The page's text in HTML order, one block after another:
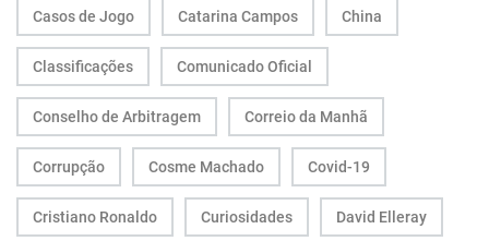
Casos de Jogo Catarina Campos China
Classificações Comunicado Oficial
Conselho de Arbitragem Correio da Manhã
Corrupção Cosme Machado Covid-19
Cristiano Ronaldo Curiosidades David Elleray